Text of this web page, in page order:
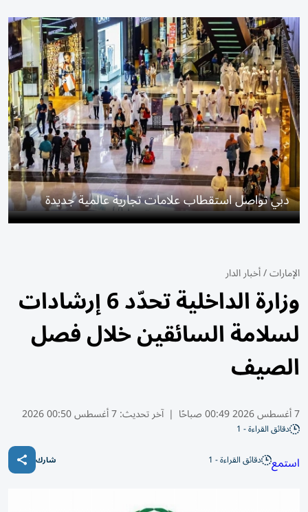
دبي تواصل استقطاب علامات تجارية عالمية جديدة
الإمارات/أخبار الدار
وزارة الداخلية تحدّد 6 إرشادات
لسلامة السائقين خلال فصل
الصيف
7 أغسطس 2026 00:49 صباحًا | آخر تحديث:7 أغسطس 00:50 2026
دقائق القراءة - 1
استمع دقائق القراءة - 1 شارك